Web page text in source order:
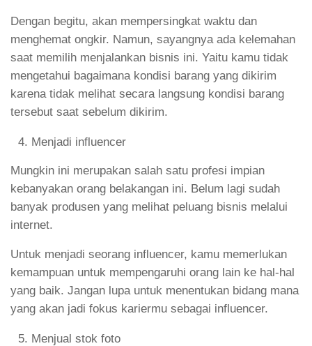
Dengan begitu, akan mempersingkat waktu dan
menghemat ongkir. Namun, sayangnya ada kelemahan
saat memilih menjalankan bisnis ini. Yaitu kamu tidak
mengetahui bagaimana kondisi barang yang dikirim
karena tidak melihat secara langsung kondisi barang
tersebut saat sebelum dikirim.
Menjadi influencer
Mungkin ini merupakan salah satu profesi impian
kebanyakan orang belakangan ini. Belum lagi sudah
banyak produsen yang melihat peluang bisnis melalui
internet.
Untuk menjadi seorang influencer, kamu memerlukan
kemampuan untuk mempengaruhi orang lain ke hal-hal
yang baik. Jangan lupa untuk menentukan bidang mana
yang akan jadi fokus kariermu sebagai influencer.
Menjual stok foto